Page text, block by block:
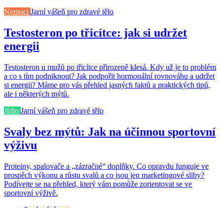
Nemoci Jarní vášeň pro zdravé tělo
Testosteron po třicítce: jak si udržet
energii
Testosteron u mužů po třicítce přirozeně klesá. Kdy už je to problém
a co s tím podniknout? Jak podpořit hormonální rovnováhu a udržet
si energii? Máme pro vás přehled jasných faktů a praktických tipů,
ale i některých mýtů.
Jídlo Jarní vášeň pro zdravé tělo
Svaly bez mýtů: Jak na účinnou sportovní
výživu
Proteiny, spalovače a „zázračné“ doplňky. Co opravdu funguje ve
prospěch výkonu a růstu svalů a co jsou jen marketingové sliby?
Podívejte se na přehled, který vám pomůže zorientovat se ve
sportovní výživě.